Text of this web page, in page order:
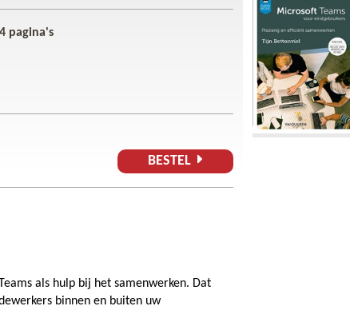
pagina's
BESTEL
als hulp bij het samenwerken. Dat
binnen en buiten uw